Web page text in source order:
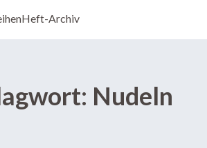
Heft-Archiv
Nudeln